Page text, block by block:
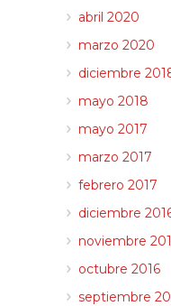
abril 2020
marzo 2020
diciembre
mayo 2018
mayo 2017
marzo 2017
febrero 2017
diciembre
noviembre
octubre 2016
septiembre